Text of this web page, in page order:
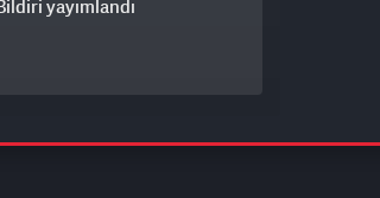
yayımlandı